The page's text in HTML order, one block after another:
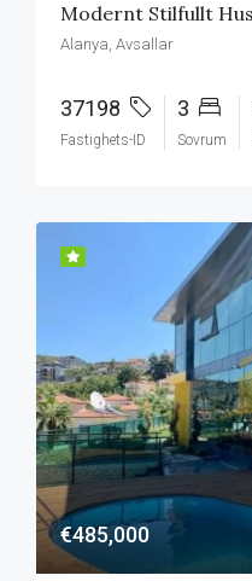
Alanya, Avsallar
37198
Fastighets-ID
3
Sovrum
€485,000